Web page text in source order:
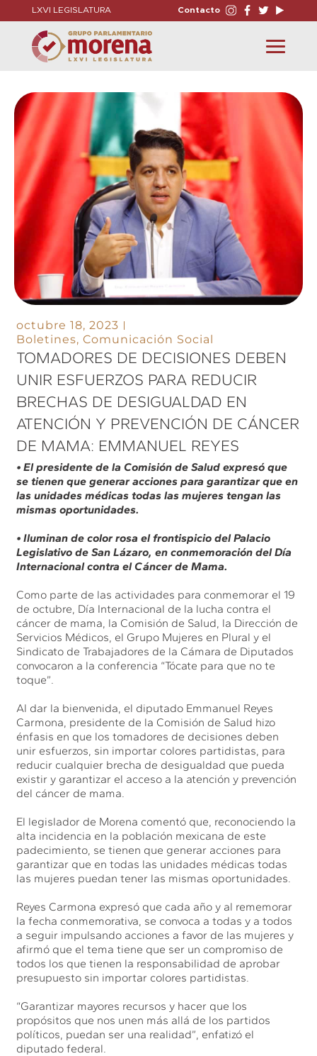
LXVI LEGISLATURA Contacto
Toggle
navigation
octubre 18, 2023
Boletines,Comunicación Social
TOMADORES DE DECISIONES DEBEN
UNIR ESFUERZOS PARA REDUCIR
BRECHAS DE DESIGUALDAD EN
ATENCIÓN Y PREVENCIÓN DE CÁNCER
DE MAMA: EMMANUEL REYES
• El presidente de la Comisión de Salud expresó que
se tienen que generar acciones para garantizar que en
las unidades médicas todas las mujeres tengan las
mismas oportunidades.
• Iluminan de color rosa el frontispicio del Palacio
Legislativo de San Lázaro, en conmemoración del Día
Internacional contra el Cáncer de Mama.
Como parte de las actividades para conmemorar el 19
de octubre, Día Internacional de la lucha contra el
cáncer de mama, la Comisión de Salud, la Dirección de
Servicios Médicos, el Grupo Mujeres en Plural y el
Sindicato de Trabajadores de la Cámara de Diputados
convocaron a la conferencia “Tócate para que no te
toque”.
Al dar la bienvenida, el diputado Emmanuel Reyes
Carmona, presidente de la Comisión de Salud hizo
énfasis en que los tomadores de decisiones deben
unir esfuerzos, sin importar colores partidistas, para
reducir cualquier brecha de desigualdad que pueda
existir y garantizar el acceso a la atención y prevención
del cáncer de mama.
El legislador de Morena comentó que, reconociendo la
alta incidencia en la población mexicana de este
padecimiento, se tienen que generar acciones para
garantizar que en todas las unidades médicas todas
las mujeres puedan tener las mismas oportunidades.
Reyes Carmona expresó que cada año y al rememorar
la fecha conmemorativa, se convoca a todas y a todos
a seguir impulsando acciones a favor de las mujeres y
afirmó que el tema tiene que ser un compromiso de
todos los que tienen la responsabilidad de aprobar
presupuesto sin importar colores partidistas.
“Garantizar mayores recursos y hacer que los
propósitos que nos unen más allá de los partidos
políticos, puedan ser una realidad”, enfatizó el
diputado federal.